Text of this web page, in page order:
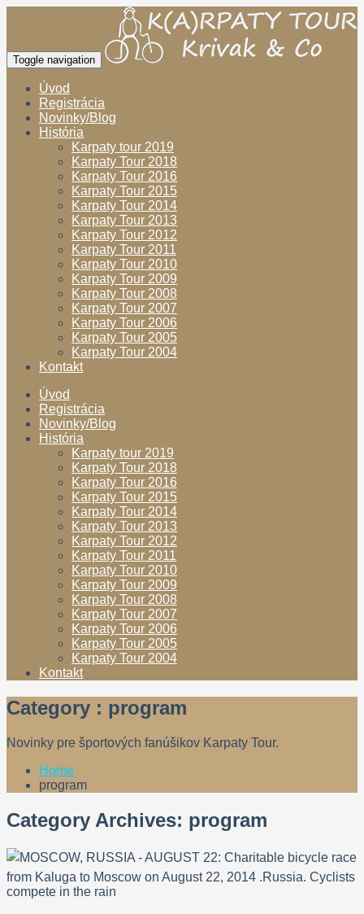
Toggle navigation
Úvod
Registrácia
Novinky/Blog
História
Karpaty tour 2019
Karpaty Tour 2018
Karpaty Tour 2016
Karpaty Tour 2015
Karpaty Tour 2014
Karpaty Tour 2013
Karpaty Tour 2012
Karpaty Tour 2011
Karpaty Tour 2010
Karpaty Tour 2009
Karpaty Tour 2008
Karpaty Tour 2007
Karpaty Tour 2006
Karpaty Tour 2005
Karpaty Tour 2004
Kontakt
Úvod
Registrácia
Novinky/Blog
História
Karpaty tour 2019
Karpaty Tour 2018
Karpaty Tour 2016
Karpaty Tour 2015
Karpaty Tour 2014
Karpaty Tour 2013
Karpaty Tour 2012
Karpaty Tour 2011
Karpaty Tour 2010
Karpaty Tour 2009
Karpaty Tour 2008
Karpaty Tour 2007
Karpaty Tour 2006
Karpaty Tour 2005
Karpaty Tour 2004
Kontakt
Category : program
Novinky pre športových fanúšikov Karpaty Tour.
Home
program
Category Archives: program